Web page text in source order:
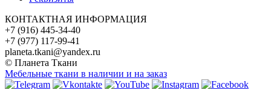
КОНТАКТНАЯ ИНФОРМАЦИЯ
+7 (916) 445-34-40
+7 (977) 117-99-41
planeta.tkani@yandex.ru
© Планета Ткани
Мебельные ткани в наличии и на заказ